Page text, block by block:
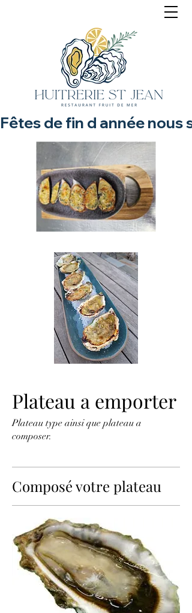
Fêtes de fin d année nous
Plateau a emporter
Plateau type ainsi que plateau a
composer.
Composé votre plateau